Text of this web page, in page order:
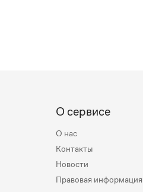
О сервисе
О нас
Контакты
Новости
Правовая информация